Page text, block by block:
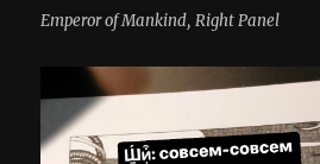
Emperor of Mankind, Right Panel